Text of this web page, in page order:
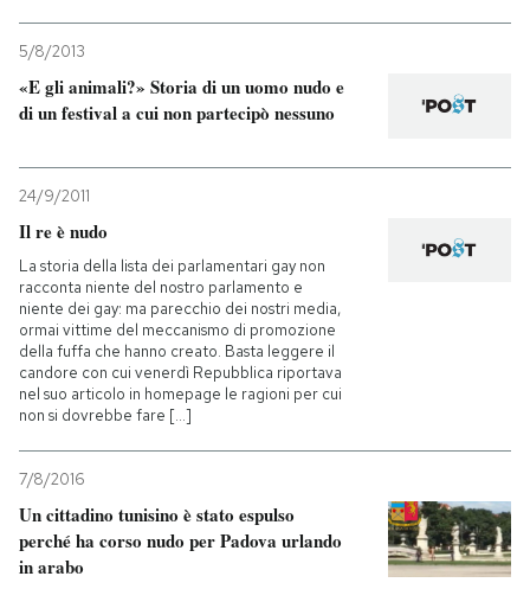
5/8/2013
«E gli animali?» Storia di un uomo nudo e
di un festival a cui non partecipò nessuno
24/9/2011
Il re è nudo
La storia della lista dei parlamentari gay non
racconta niente del nostro parlamento e
niente dei gay: ma parecchio dei nostri media,
ormai vittime del meccanismo di promozione
della fuffa che hanno creato. Basta leggere il
candore con cui venerdì Repubblica riportava
nel suo articolo in homepage le ragioni per cui
non si dovrebbe fare [...]
7/8/2016
Un cittadino tunisino è stato espulso
perché ha corso nudo per Padova urlando
in arabo